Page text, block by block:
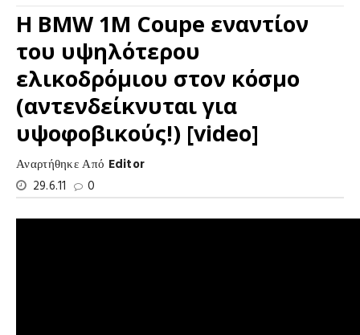
H BMW 1M Coupe εναντίον
του υψηλότερου
ελικοδρόμιου στον κόσμο
(αντενδείκνυται για
υψοφοβικούς!) [video]
Αναρτήθηκε Από Editor
29.6.11
0